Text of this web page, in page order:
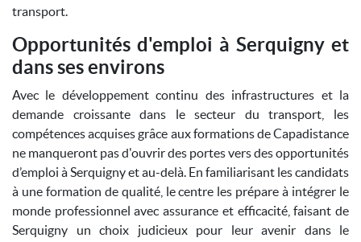
transport.
Opportunités d'emploi à Serquigny et
dans ses environs
Avec le développement continu des infrastructures et la
demande croissante dans le secteur du transport, les
compétences acquises grâce aux formations de Capadistance
ne manqueront pas d'ouvrir des portes vers des opportunités
d’emploi à Serquigny et au-delà. En familiarisant les candidats
à une formation de qualité, le centre les prépare à intégrer le
monde professionnel avec assurance et efficacité, faisant de
Serquigny un choix judicieux pour leur avenir dans le